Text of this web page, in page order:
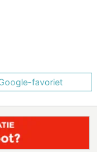
favoriet